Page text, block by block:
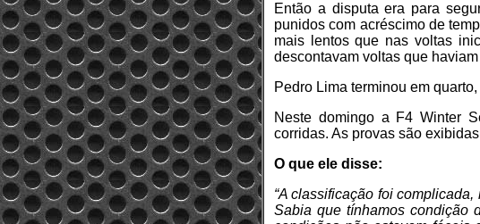
Então a disputa era para
punidos com acréscimo de
mais lentos que nas voltas
descontavam voltas que
Pedro Lima terminou em
Neste domingo a F4 Winter
corridas. As provas são
O que ele disse:
“A classificação foi
Sabia que tínhamos condição